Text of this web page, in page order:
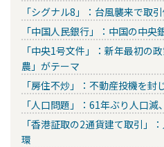
「シグナル8」：台風襲来で取
「中国人民銀行」：中国の中央
「中央1号文件」：新年最初
農」がテーマ
「房住不炒」：不動産投機を
「人口問題」：61年ぶり人口
「香港証取の2通貨建て取引」
環